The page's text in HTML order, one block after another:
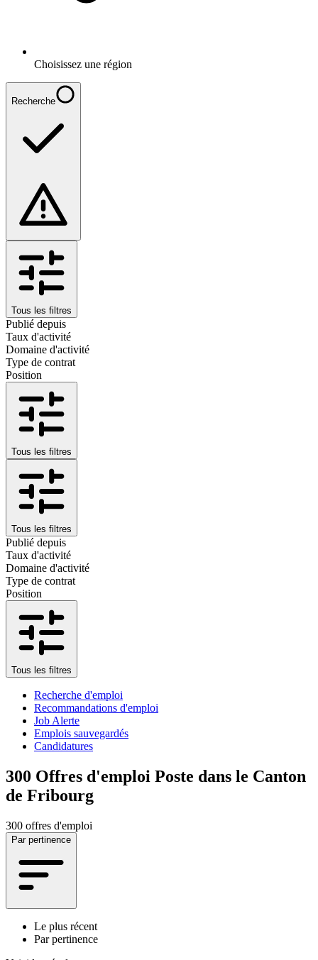
Choisissez une région
Recherche
Tous les filtres
Publié depuis
Taux d'activité
Domaine d'activité
Type de contrat
Position
Tous les filtres
Tous les filtres
Publié depuis
Taux d'activité
Domaine d'activité
Type de contrat
Position
Tous les filtres
Recherche d'emploi
Recommandations d'emploi
Job Alerte
Emplois sauvegardés
Candidatures
300 Offres d'emploi Poste dans le Canton
de Fribourg
300 offres d'emploi
Par pertinence
Le plus récent
Par pertinence